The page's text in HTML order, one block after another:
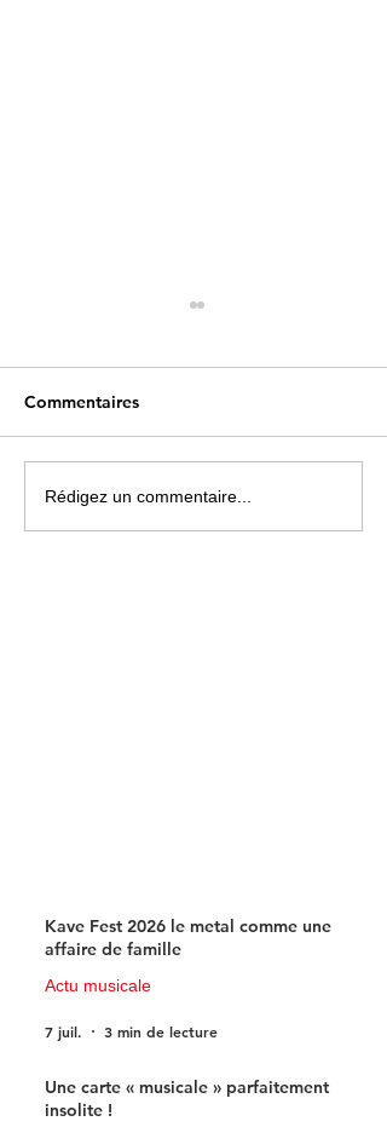
Une carte « musicale »
parfaitement insolite !
Commentaires
Rédigez un commentaire...
Kave Fest 2026 le metal comme une
affaire de famille
Actu musicale
7 juil. 3 min de lecture
Une carte « musicale » parfaitement
insolite !